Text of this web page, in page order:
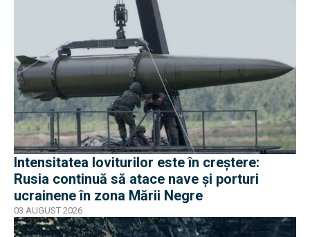
Intensitatea loviturilor este în creștere:
Rusia continuă să atace nave și porturi
ucrainene în zona Mării Negre
03 AUGUST 2026